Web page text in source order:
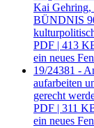
Kai Gehring,
BÜNDNIS
PDF | 413
ein neues
19/24381 -
aufarbeiten
gerecht
PDF | 311
ein neues